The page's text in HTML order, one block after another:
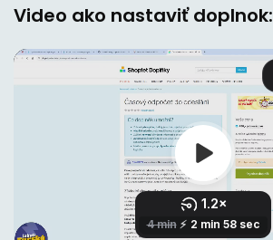
Video ako nastaviť doplnok: